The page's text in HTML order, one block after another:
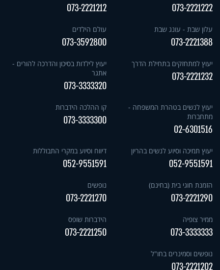
073-2221222
073-2221212
עלון שבת - עונג שבת
073-2221388
עולם הילדים
073-3592800
יעוץ למתחזקים בתחילת הדרך
073-2221232
יעוץ לילדות בסיכון והדרכה להורים -
אתגר
073-3333320
יעוץ לנשים בטהרת המשפחה -
מתחברות
02-6301516
קו ההלכה הידברות
073-3333300
יעוץ תמיכה וסיוע לנשים בהריון
052-9551591
דיווח וסיוע במקרי התבוללות
052-9551591
הזמנת חוגי בית (בחינם)
073-2221290
נופשים
073-2221270
ממיר צופיה
073-3333333
הידברות שופס
073-2221250
נופשים וסמינרים בחו"ל
073-2221202